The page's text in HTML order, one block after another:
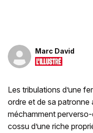
Marc David
Les tribulations d’une
ordre et de sa
méchamment
cossu d’une riche